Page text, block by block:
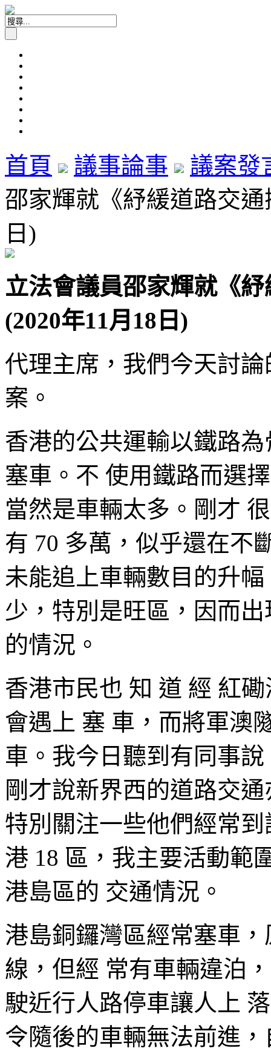
首頁 議事論事
議案發
邵家輝就《紓緩道路交
日)
立法會議員邵家輝就《
(2020年11月18日)
代理主席，我們今天討
案。
香港的公共運輸以鐵路
塞車。不 使用鐵路而選
當然是車輛太多。剛才
有 70 多萬，似乎還在不
未能追上車輛數目的升
少，特別是旺區，因而
的情況。
香港市民也 知 道 經 紅
會遇上 塞 車，而將軍澳
車。我今日聽到有同事
剛才說新界西的道路交
特別關注一些他們經常
港 18 區，我主要活動範
港島區的 交通情況。
港島銅鑼灣區經常塞車
線，但經 常有車輛違泊
駛近行人路停車讓人上
令隨後的車輛無法前進